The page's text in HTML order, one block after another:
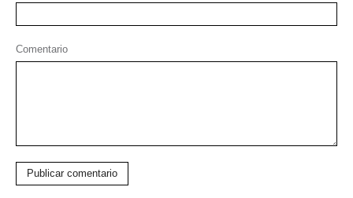
Comentario
Publicar comentario